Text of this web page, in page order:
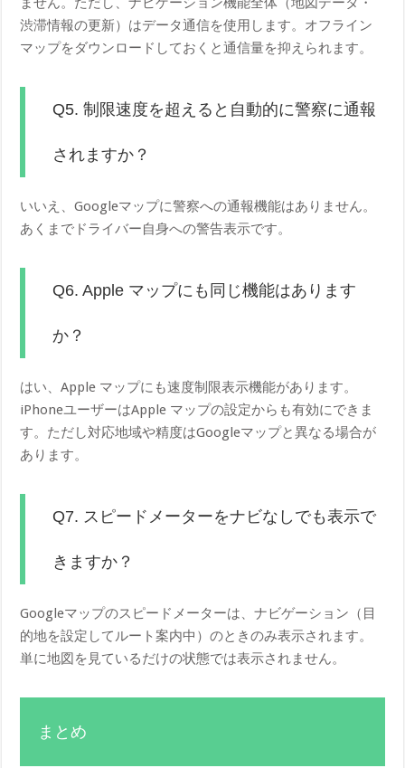
渋滞情報の更新）はデータ通信を使用します。オフライン
マップをダウンロードしておくと通信量を抑えられます。
Q5. 制限速度を超えると自動的に警察に通報
されますか？
いいえ、Googleマップに警察への通報機能はありません。
あくまでドライバー自身への警告表示です。
Q6. Apple マップにも同じ機能はあります
か？
はい、Apple マップにも速度制限表示機能があります。
iPhoneユーザーはApple マップの設定からも有効にできま
す。ただし対応地域や精度はGoogleマップと異なる場合が
あります。
Q7. スピードメーターをナビなしでも表示で
きますか？
Googleマップのスピードメーターは、ナビゲーション（目
的地を設定してルート案内中）のときのみ表示されます。
単に地図を見ているだけの状態では表示されません。
まとめ